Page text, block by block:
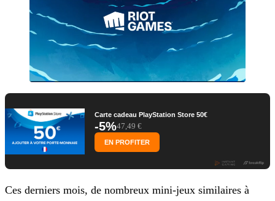
Carte cadeau PlayStation Store 50€
-5%47,49 €
EN PROFITER
Ces derniers mois, de nombreux mini-jeux similaires à